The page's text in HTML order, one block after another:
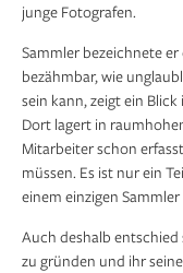
junge Fotografen.
Sammler bezeichnete
bezähmbar, wie
sein kann, zeigt ein
Dort lagert in
Mitarbeiter schon
müssen. Es ist nur ein
einem einzigen
Auch deshalb
zu gründen und ihr